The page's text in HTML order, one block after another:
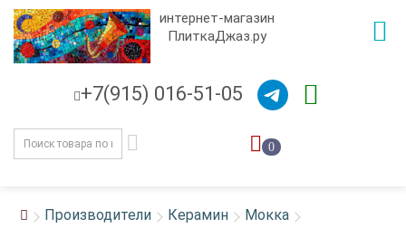
интернет-магазин
ПлиткаДжаз.ру
+7(915) 016-51-05
0
Производители Керамин Мокка